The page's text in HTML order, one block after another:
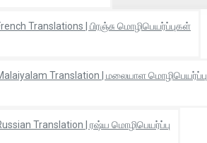
Translations | பிரஞ்சு மொழிபெயர்ப்புகள்
Translation | மலையாள மொழிபெயர்ப்பு
Translation | ரஷ்ய மொழிபெயர்ப்பு
பணம் (10 பாகங்கள்)
(அள்ள அள்ளப் பணம் - 2)